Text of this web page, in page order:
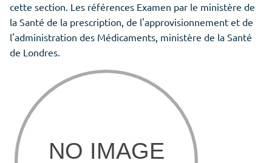
cette section. Les références Examen par le ministère de
la Santé de la prescription, de l'approvisionnement et de
l'administration des Médicaments, ministère de la Santé
de Londres.